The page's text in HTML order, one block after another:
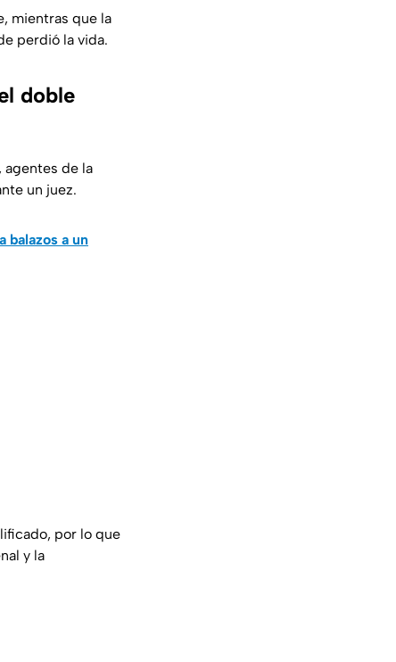
mientras que la
perdió la vida.
doble
de la
un juez.
balazos a un
por lo que
y la